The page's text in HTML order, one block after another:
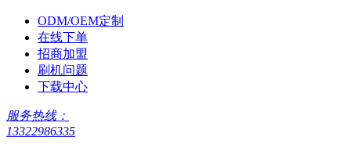
ODM/OEM定制
在线下单
招商加盟
刷机问题
下载中心
服务热线：
13322986335